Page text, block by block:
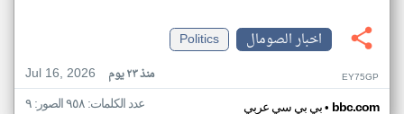
اخبار الصومال
Politics
Jul 16, 2026
منذ ٢٣ يوم EY75GP
بي بي سي عربي• bbc.com عدد الكلمات: ٩٥٨ الصور: ٩